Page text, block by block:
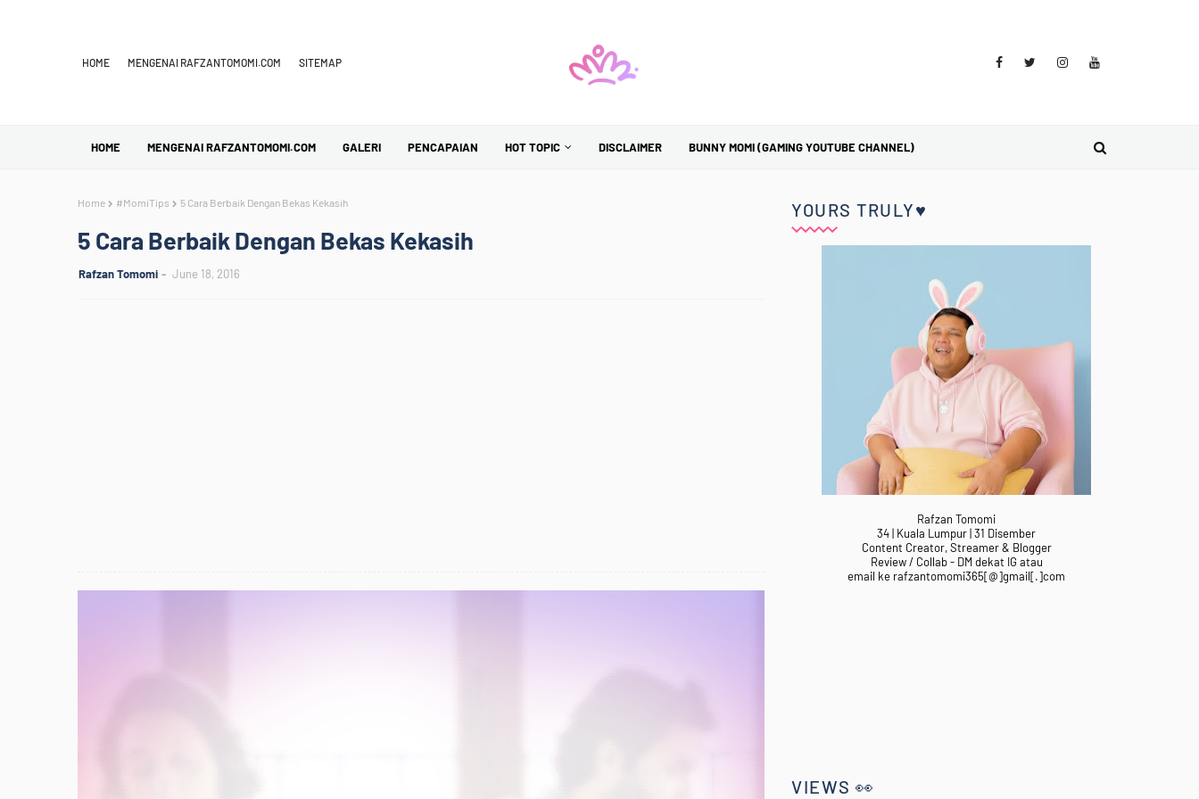
HOME MENGENAI RAFZANTOMOMI.COM SITEMAP
HOME MENGENAI RAFZANTOMOMI.COM GALERI PENCAPAIAN HOT TOPIC DISCLAIMER BUNNY MOMI (GAMING YOUTUBE CHANNEL)
Home #MomiTips 5 Cara Berbaik Dengan Bekas Kekasih
5 Cara Berbaik Dengan Bekas Kekasih
Rafzan Tomomi June 18, 2016
YOURS TRULY♥
Rafzan Tomomi
34 | Kuala Lumpur | 31 Disember
Content Creator, Streamer & Blogger
Review / Collab - DM dekat IG atau
email ke rafzantomomi365[@]gmail[.]com
VIEWS 👀